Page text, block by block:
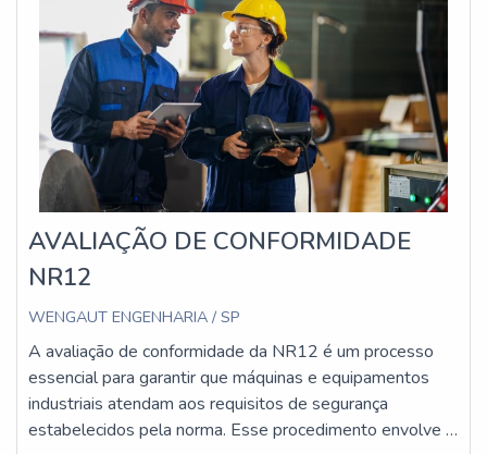
AVALIAÇÃO DE CONFORMIDADE
NR12
WENGAUT ENGENHARIA / SP
A avaliação de conformidade da NR12 é um processo
essencial para garantir que máquinas e equipamentos
industriais atendam aos requisitos de segurança
estabelecidos pela norma. Esse procedimento envolve a